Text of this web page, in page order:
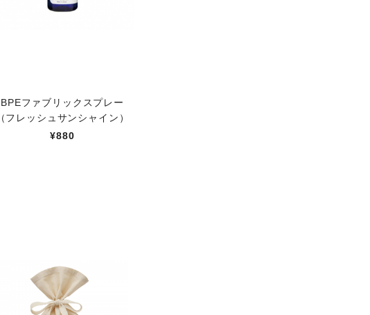
BPEファブリックスプレー
（フレッシュサンシャイン）
¥880